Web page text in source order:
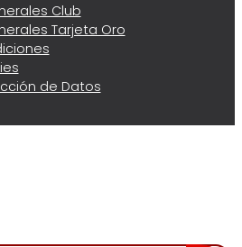
Club
Tarjeta Oro
de Datos